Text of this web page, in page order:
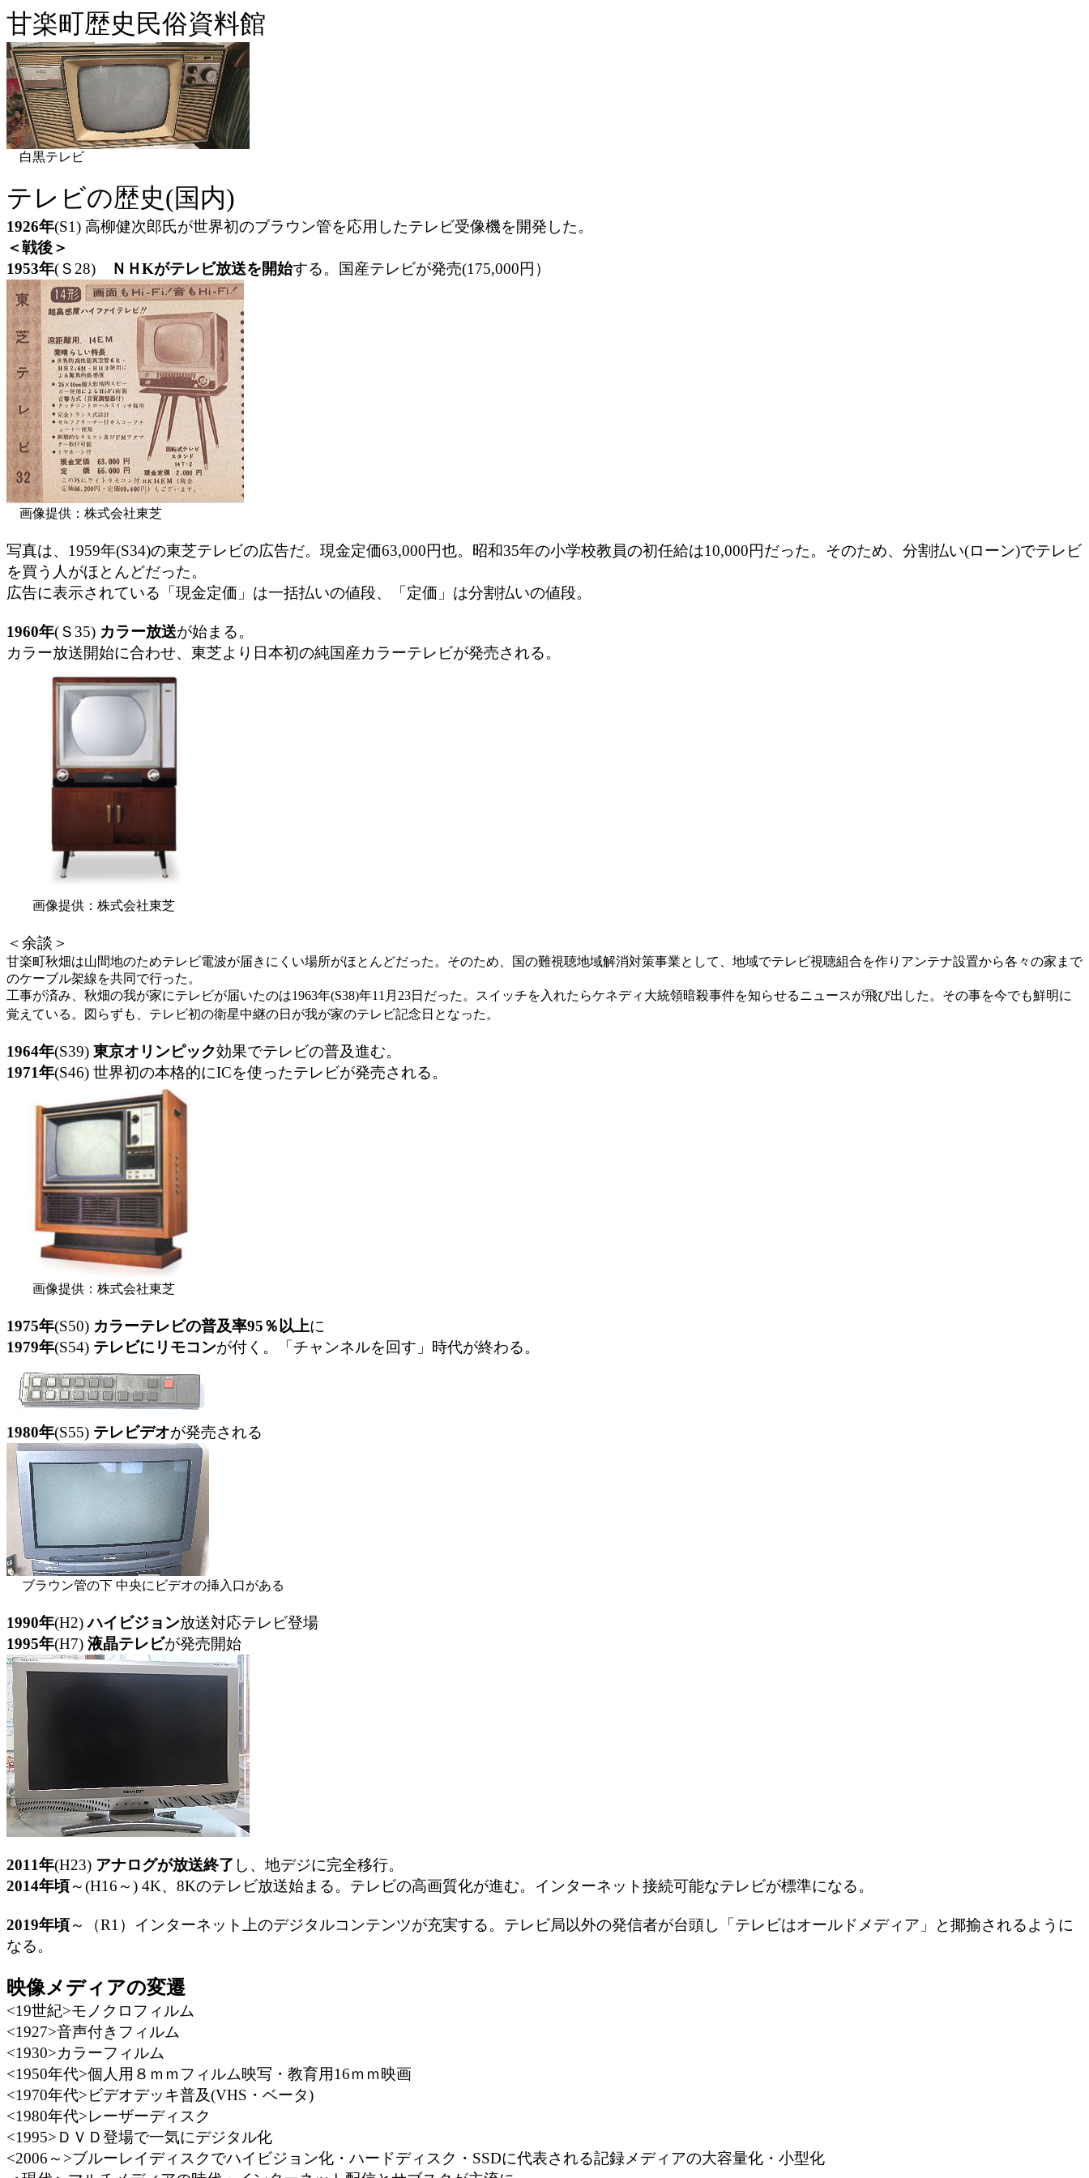
甘楽町歴史民俗資料館
白黒テレビ
テレビの歴史(国内)
1926年(S1) 高柳健次郎氏が世界初のブラウン管を応用したテレビ受像機を開発した。
＜戦後＞
1953年(Ｓ28) ＮＨKがテレビ放送を開始する。国産テレビが発売(175,000円）
画像提供：株式会社東芝
写真は、1959年(S34)の東芝テレビの広告だ。現金定価63,000円也。昭和35年の小学校教員の初任給は10,000円だった。そのため、分割払い(ローン)でテレビ
を買う人がほとんどだった。
広告に表示されている「現金定価」は一括払いの値段、「定価」は分割払いの値段。
1960年(Ｓ35) カラー放送が始まる。
カラー放送開始に合わせ、東芝より日本初の純国産カラーテレビが発売される。
画像提供：株式会社東芝
＜余談＞
甘楽町秋畑は山間地のためテレビ電波が届きにくい場所がほとんどだった。そのため、国の難視聴地域解消対策事業として、地域でテレビ視聴組合を作りアンテナ設置から各々の家まで
のケーブル架線を共同で行った。
工事が済み、秋畑の我が家にテレビが届いたのは1963年(S38)年11月23日だった。スイッチを入れたらケネディ大統領暗殺事件を知らせるニュースが飛び出した。その事を今でも鮮明に
覚えている。図らずも、テレビ初の衛星中継の日が我が家のテレビ記念日となった。
1964年(S39) 東京オリンピック効果でテレビの普及進む。
1971年(S46) 世界初の本格的にICを使ったテレビが発売される。
画像提供：株式会社東芝
1975年(S50) カラーテレビの普及率95％以上に
1979年(S54) テレビにリモコンが付く。「チャンネルを回す」時代が終わる。
1980年(S55) テレビデオが発売される
ブラウン管の下 中央にビデオの挿入口がある
1990年(H2)ハイビジョン放送対応テレビ登場
1995年(H7) 液晶テレビが発売開始
2011年(H23) アナログが放送終了 し、地デジに完全移行。
2014年頃～(H16～) 4K、8Kのテレビ放送始まる。テレビの高画質化が進む。インターネット接続可能なテレビが標準になる。
2019年頃～（R1）インターネット上のデジタルコンテンツが充実する。テレビ局以外の発信者が台頭し「テレビはオールドメディア」と揶揄されるように
なる。
映像メディアの変遷
<19世紀>モノクロフィルム
<1927>音声付きフィルム
<1930>カラーフィルム
<1950年代>個人用８ｍｍフィルム映写・教育用16ｍｍ映画
<1970年代>ビデオデッキ普及(VHS・ベータ)
<1980年代>レーザーディスク
<1995>ＤＶＤ登場で一気にデジタル化
<2006～>ブルーレイディスクでハイビジョン化・ハードディスク・SSDに代表される記録メディアの大容量化・小型化